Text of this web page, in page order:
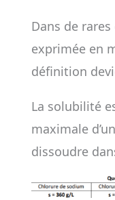
Dans de
exprimée en
définition
La solubilité
maximale
dissoudre